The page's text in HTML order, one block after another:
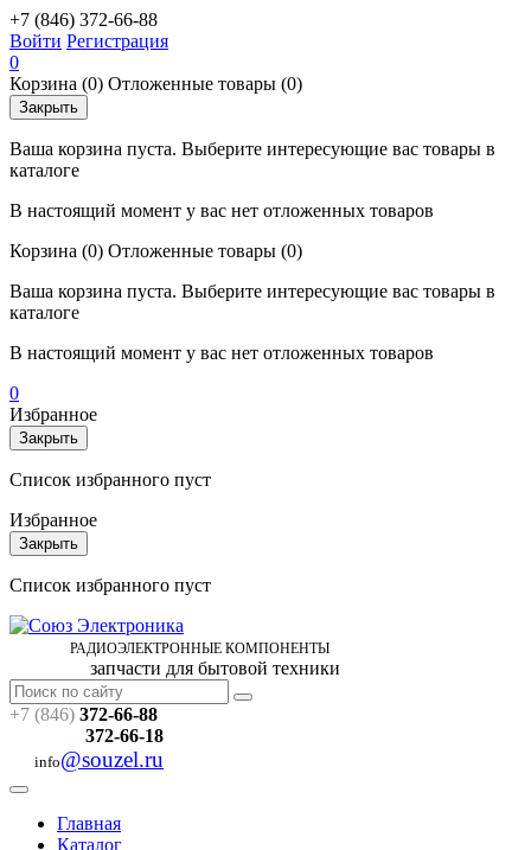
+7 (846) 372-66-88
Войти Регистрация
0
Корзина (0) Отложенные товары (0)
Закрыть
Ваша корзина пуста. Выберите интересующие вас товары в
каталоге
В настоящий момент у вас нет отложенных товаров
Корзина (0) Отложенные товары (0)
Ваша корзина пуста. Выберите интересующие вас товары в
каталоге
В настоящий момент у вас нет отложенных товаров
0
Избранное
Закрыть
Список избранного пуст
Избранное
Закрыть
Список избранного пуст
РАДИОЭЛЕКТРОННЫЕ КОМПОНЕНТЫ
запчасти для бытовой техники
+7 (846) 372-66-88
372-66-18
info@souzel.ru
Главная
Каталог